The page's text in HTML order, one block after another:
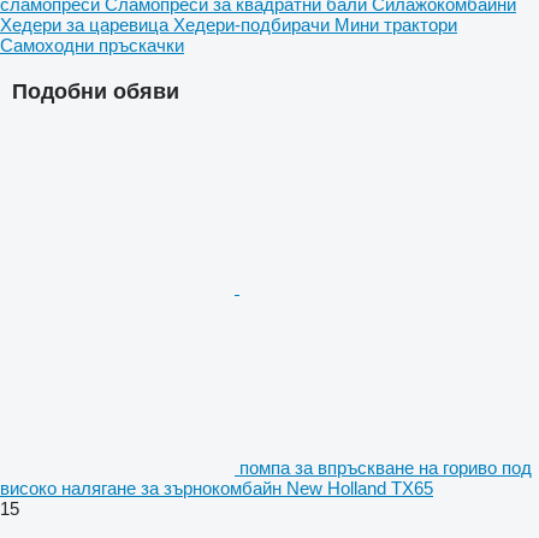
Подобни обяви
помпа за впръскване на гориво под
високо налягане за зърнокомбайн New Holland TX65
15
сламопреси Сламопреси за квадратни бали Силажокомбайни
Хедери за царевица Хедери-подбирачи Мини трактори
Самоходни пръскачки